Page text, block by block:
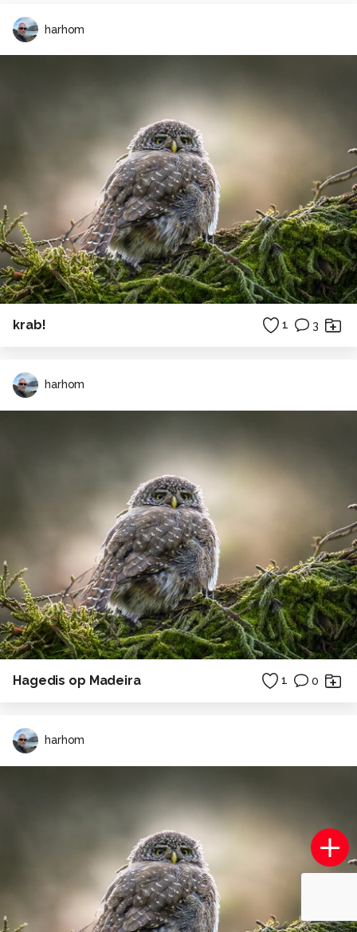
harhom
krab! 1 3
harhom
Hagedis op Madeira 1 0
harhom